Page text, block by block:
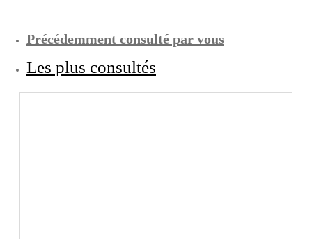
Précédemment consulté par vous
Les plus consultés